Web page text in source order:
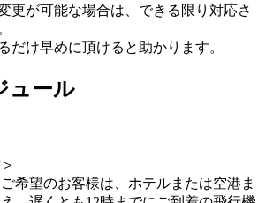
更が可能な場合は、できる限り対応さ
だけ早めに頂けると助かります。
ュール
希望のお客様は、ホテルまたは空港ま